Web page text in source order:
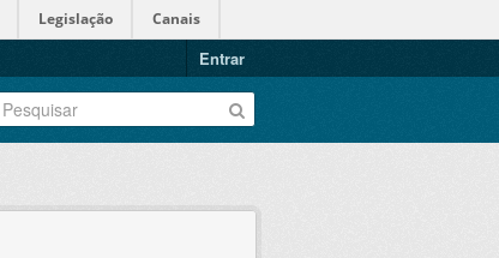
Legislação Canais
Entrar